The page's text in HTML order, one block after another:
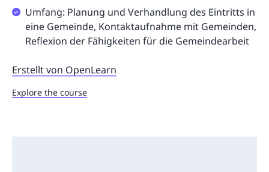
Umfang: Planung und Verhandlung des Eintritts in
eine Gemeinde, Kontaktaufnahme mit Gemeinden,
Reflexion der Fähigkeiten für die Gemeindearbeit
Erstellt von OpenLearn
Explore the course